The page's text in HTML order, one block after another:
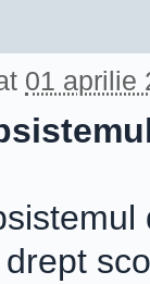
01 aprilie